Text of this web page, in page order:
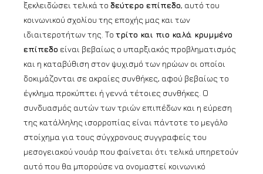
ξεκλειδώσει τελικά το δεύτερο επίπεδο, αυτό του
κοινωνικού σχολίου της εποχής μας και των
ιδιαιτεροτήτων της. Το τρίτο και πιο καλά κρυμμένο
επίπεδο είναι βεβαίως ο υπαρξιακός προβληματισμός
και η καταβύθιση στον ψυχισμό των ηρώων οι οποίοι
δοκιμάζονται σε ακραίες συνθήκες, αφού βεβαίως το
έγκλημα προκύπτει ή γεννά τέτοιες συνθήκες. Ο
συνδυασμός αυτών των τριών επιπέδων και η εύρεση
της κατάλληλης ισορροπίας είναι πάντοτε το μεγάλο
στοίχημα για τους σύγχρονους συγγραφείς του
μεσογειακού νουάρ που φαίνεται ότι τελικά υπηρετούν
αυτό που θα μπορούσε να ονομαστεί κοινωνικό